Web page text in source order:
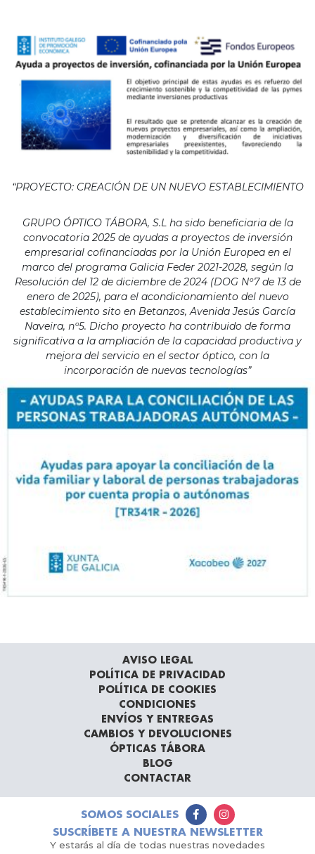
“PROYECTO: CREACIÓN DE UN NUEVO ESTABLECIMIENTO
GRUPO ÓPTICO TÁBORA, S.L ha sido beneficiaria de la
convocatoria 2025 de ayudas a proyectos de inversión
empresarial cofinanciadas por la Unión Europea en el
marco del programa Galicia Feder 2021-2028, según la
Resolución del 12 de diciembre de 2024 (DOG Nº7 de 13 de
enero de 2025), para el acondicionamiento del nuevo
establecimiento sito en Betanzos, Avenida Jesús García
Naveira, nº5. Dicho proyecto ha contribuido de forma
significativa a la ampliación de la capacidad productiva y
mejora del servicio en el sector óptico, con la
incorporación de nuevas tecnologías”
AVISO LEGAL
POLÍTICA DE PRIVACIDAD
POLÍTICA DE COOKIES
CONDICIONES
ENVÍOS Y ENTREGAS
CAMBIOS Y DEVOLUCIONES
ÓPTICAS TÁBORA
BLOG
CONTACTAR
SOMOS SOCIALES
SUSCRÍBETE A NUESTRA NEWSLETTER
Y estarás al día de todas nuestras novedades